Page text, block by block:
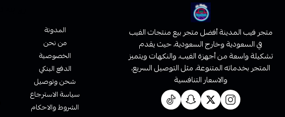
متجر فيب المدينة أفضل متجر بيع منتجات الفيب
في السعودية وخارج السعودية، حيث يقدم
تشكيلة واسعة من أجهزة الفيب، والنكهات ويتميز
المتجر بخدماته المتنوعة، مثل التوصيل السريع،
والاسعار التنافسية
المدونة
من نحن
الخصوصية
الدفع البنكي
شحن وتوصيل
سياسة الاسترجاع
الشروط والاحكام